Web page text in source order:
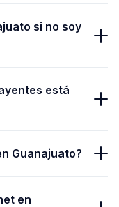
si no soy
está
Guanajuato?
en